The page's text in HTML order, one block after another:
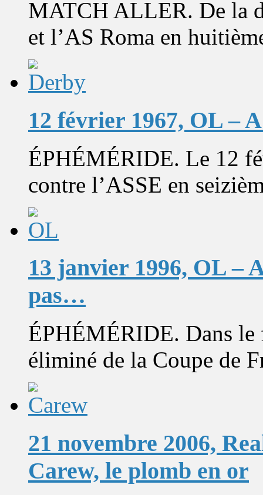
MATCH ALLER. De la
et l’AS Roma en
12 février 1967, OL –
ÉPHÉMÉRIDE. Le 12
contre l’ASSE en
13 janvier 1996, OL –
pas…
ÉPHÉMÉRIDE. Dans le
éliminé de la Coupe de
21 novembre 2006,
Carew, le plomb en or